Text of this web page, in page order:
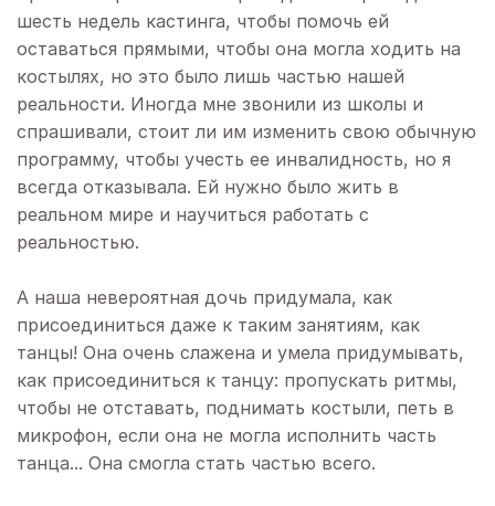
шесть недель кастинга, чтобы помочь ей
оставаться прямыми, чтобы она могла ходить на
костылях, но это было лишь частью нашей
реальности. Иногда мне звонили из школы и
спрашивали, стоит ли им изменить свою обычную
программу, чтобы учесть ее инвалидность, но я
всегда отказывала. Ей нужно было жить в
реальном мире и научиться работать с
реальностью.
А наша невероятная дочь придумала, как
присоединиться даже к таким занятиям, как
танцы! Она очень слажена и умела придумывать,
как присоединиться к танцу: пропускать ритмы,
чтобы не отставать, поднимать костыли, петь в
микрофон, если она не могла исполнить часть
танца... Она смогла стать частью всего.